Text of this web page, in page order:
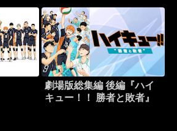
劇場版総集編 後編『ハイ
キュー！！ 勝者と敗者』